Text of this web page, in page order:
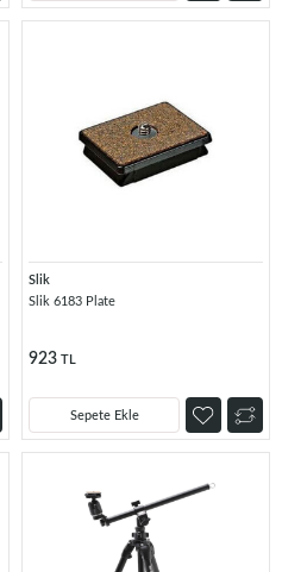
Slik
Slik 6183 Plate
923 TL
Sepete Ekle